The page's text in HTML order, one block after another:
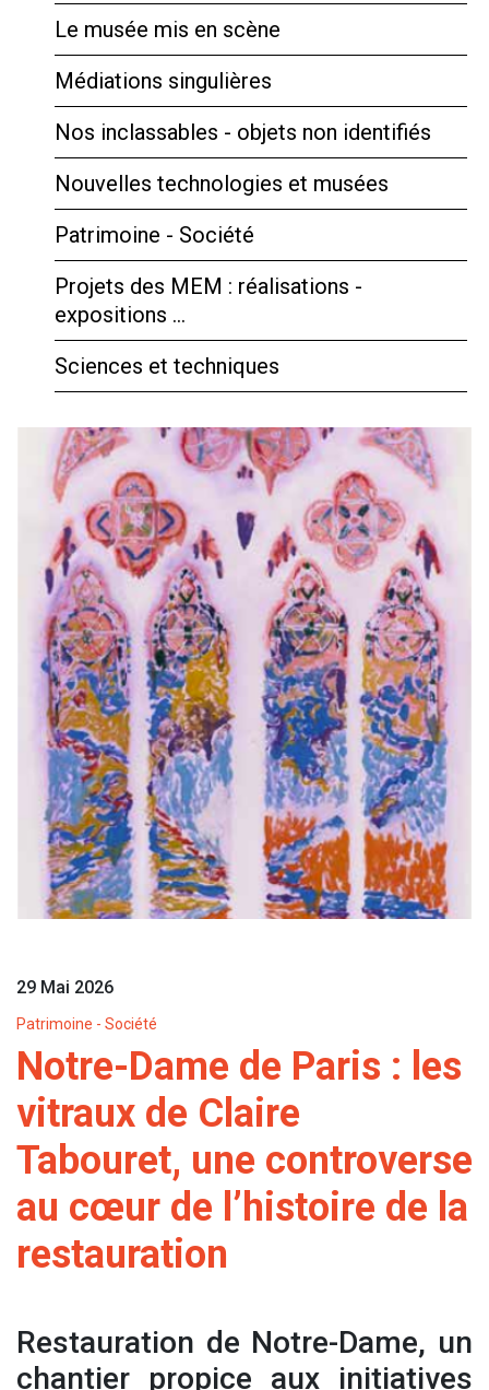
Le musée mis en scène
Médiations singulières
Nos inclassables - objets non identifiés
Nouvelles technologies et musées
Patrimoine - Société
Projets des MEM : réalisations -
expositions …
Sciences et techniques
29 Mai 2026
Patrimoine - Société
Notre-Dame de Paris : les
vitraux de Claire
Tabouret, une controverse
au cœur de l’histoire de la
restauration
Restauration de Notre-Dame, un
chantier propice aux initiatives